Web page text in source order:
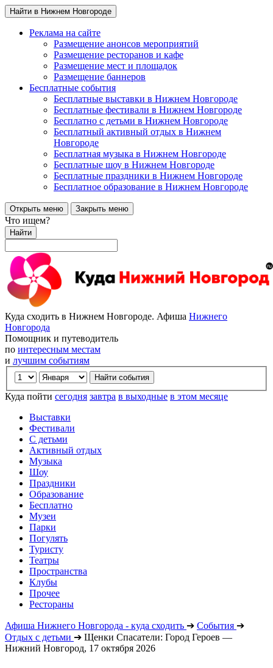
Найти в Нижнем Новгороде
Реклама на сайте
Размещение анонсов мероприятий
Размещение ресторанов и кафе
Размещение мест и площадок
Размещение баннеров
Бесплатные события
Бесплатные выставки в Нижнем Новгороде
Бесплатные фестивали в Нижнем Новгороде
Бесплатно с детьми в Нижнем Новгороде
Бесплатный активный отдых в Нижнем
Новгороде
Бесплатная музыка в Нижнем Новгороде
Бесплатные шоу в Нижнем Новгороде
Бесплатные праздники в Нижнем Новгороде
Бесплатное образование в Нижнем Новгороде
Открыть меню Закрыть меню
Что ищем?
Найти
Куда сходить в Нижнем Новгороде. Афиша Нижнего
Новгорода
Помощник и путеводитель
по интересным местам
и лучшим событиям
Куда пойти сегодня завтра в выходные в этом месяце
Выставки
Фестивали
С детьми
Активный отдых
Музыка
Шоу
Праздники
Образование
Бесплатно
Музеи
Парки
Погулять
Туристу
Театры
Пространства
Клубы
Прочее
Рестораны
Афиша Нижнего Новгорода - куда сходить ➔ События ➔
Отдых с детьми ➔ Щенки Спасатели: Город Героев —
Нижний Новгород, 17 октября 2026